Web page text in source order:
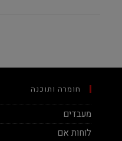
חומרה ותוכנה
מעבדים
לוחות אם